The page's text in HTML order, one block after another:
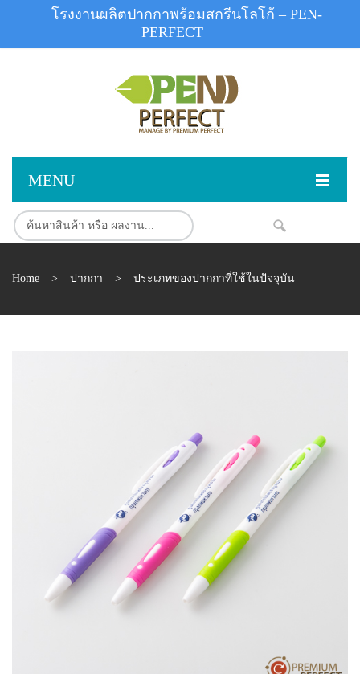
MENU
หน้าแรก
ปากกาโลหะ
NEW
ปากกาเคมี
ปากกา Quantum NEW
สินค้าสต็อก
ผลงานสินค้า
Home > ปากกา > ประเภทของปากกาที่ใช้ในปัจจุบัน
โรงงานผลิตปากกาพร้อมสกรีนโลโก้ – PEN-
PERFECT